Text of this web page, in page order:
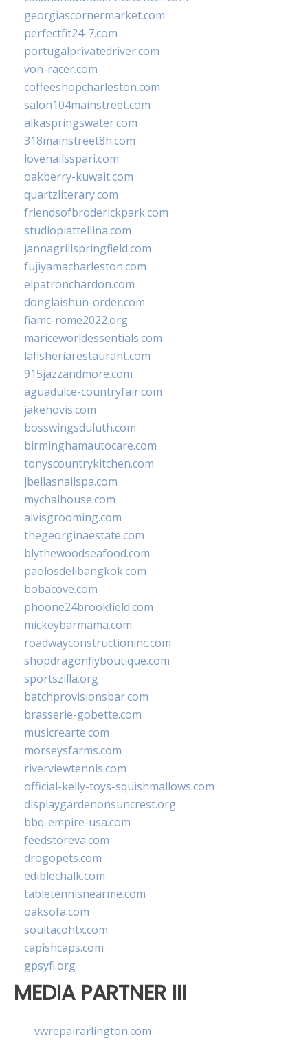
georgiascornermarket.com
perfectfit24-7.com
portugalprivatedriver.com
von-racer.com
coffeeshopcharleston.com
salon104mainstreet.com
alkaspringswater.com
318mainstreet8h.com
lovenailsspari.com
oakberry-kuwait.com
quartzliterary.com
friendsofbroderickpark.com
studiopiattellina.com
jannagrillspringfield.com
fujiyamacharleston.com
elpatronchardon.com
donglaishun-order.com
fiamc-rome2022.org
mariceworldessentials.com
lafisheriarestaurant.com
915jazzandmore.com
aguadulce-countryfair.com
jakehovis.com
bosswingsduluth.com
birminghamautocare.com
tonyscountrykitchen.com
jbellasnailspa.com
mychaihouse.com
alvisgrooming.com
thegeorginaestate.com
blythewoodseafood.com
paolosdelibangkok.com
bobacove.com
phoone24brookfield.com
mickeybarmama.com
roadwayconstructioninc.com
shopdragonflyboutique.com
sportszilla.org
batchprovisionsbar.com
brasserie-gobette.com
musicrearte.com
morseysfarms.com
riverviewtennis.com
official-kelly-toys-squishmallows.com
displaygardenonsuncrest.org
bbq-empire-usa.com
feedstoreva.com
drogopets.com
ediblechalk.com
tabletennisnearme.com
oaksofa.com
soultacohtx.com
capishcaps.com
gpsyfl.org
MEDIA PARTNER III
vwrepairarlington.com